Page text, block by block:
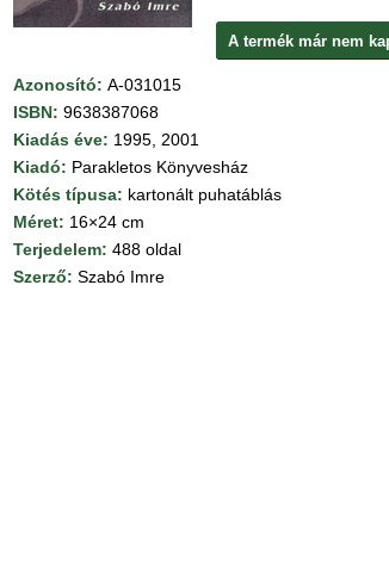
A termék már nem
Azonosító: A-031015
ISBN: 9638387068
Kiadás éve: 1995, 2001
Kiadó: Parakletos Könyvesház
Kötés típusa: kartonált puhatáblás
Méret: 16×24 cm
Terjedelem: 488 oldal
Szerző: Szabó Imre